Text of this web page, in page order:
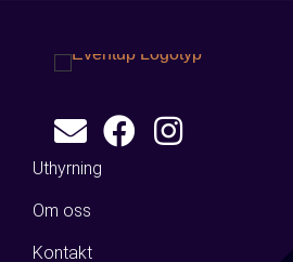
Uthyrning
Om oss
Kontakt